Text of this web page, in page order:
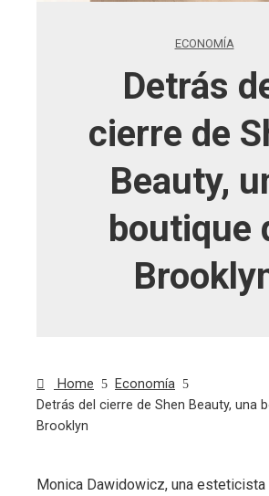
ECONOMÍA
Detrás
cierre de
Beauty,
boutique
Home
Economía
Detrás del cierre de Shen Beauty, una
Brooklyn
Monica Dawidowicz, una esteticista